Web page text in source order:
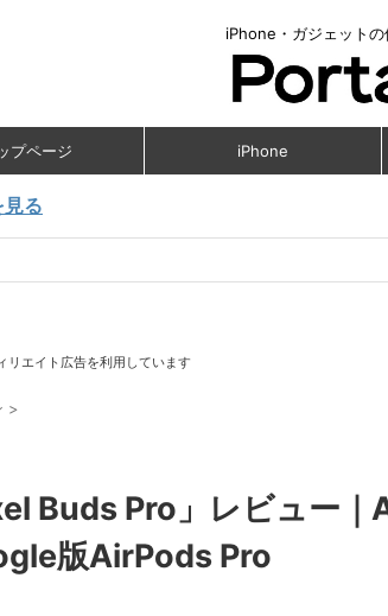
iPhone・ガジェット
プページ iPhone
る
リエイト広告を利用しています
>
Buds Pro」レビュー
版AirPods Pro